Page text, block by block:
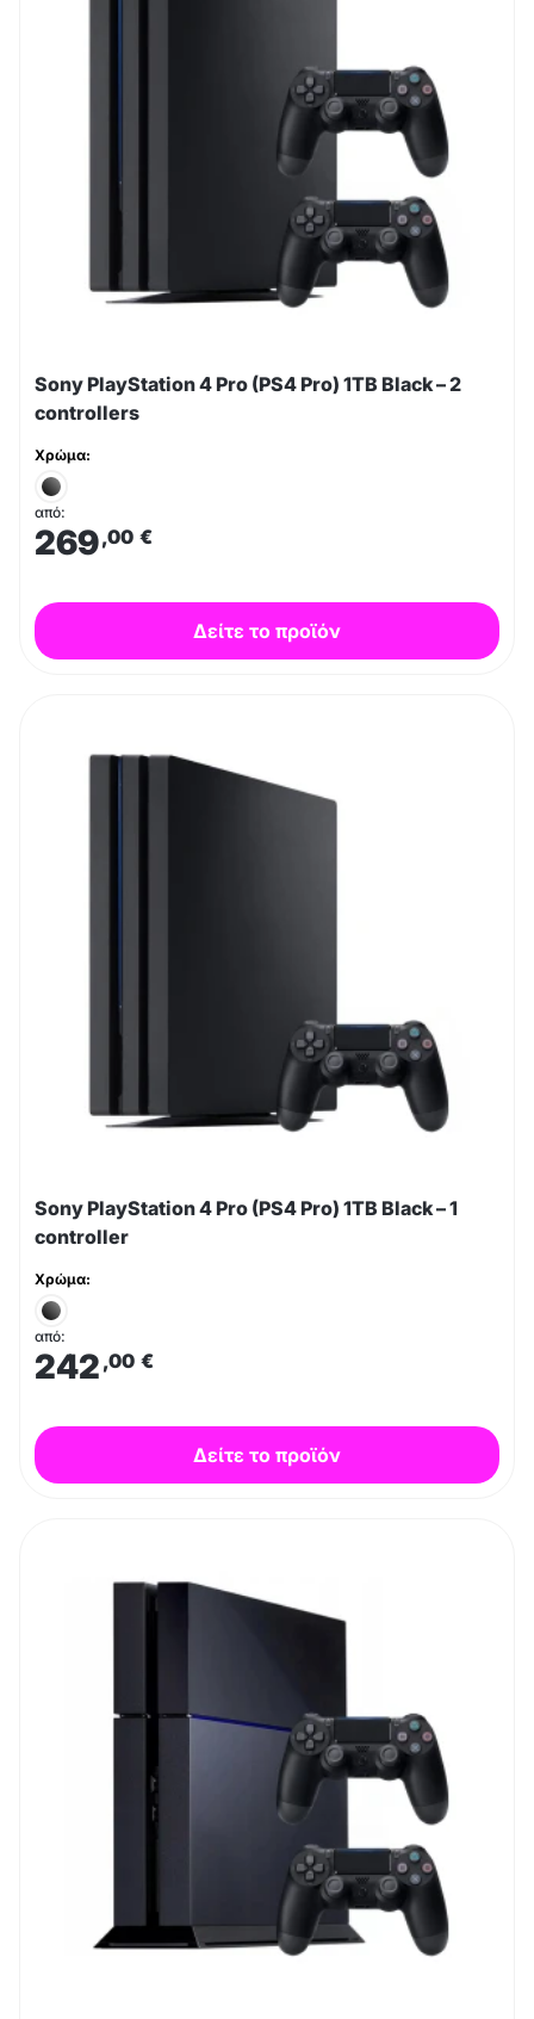
Sony PlayStation 4 Pro (PS4 Pro) 1TB Black – 2
controllers
Χρώμα:
από:
269,00 €
Δείτε το προϊόν
Sony PlayStation 4 Pro (PS4 Pro) 1TB Black – 1
controller
Χρώμα:
από:
242 ,00 €
Δείτε το προϊόν